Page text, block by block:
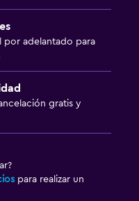
por adelantado para
gratis y
para realizar un